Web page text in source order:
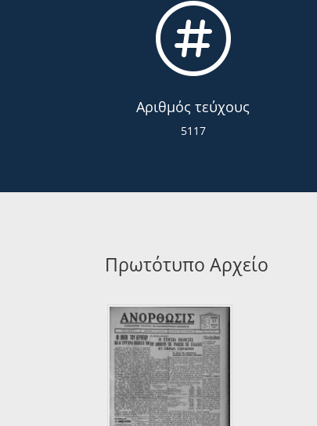

Αριθμός τεύχους
5117
Πρωτότυπο Αρχείο